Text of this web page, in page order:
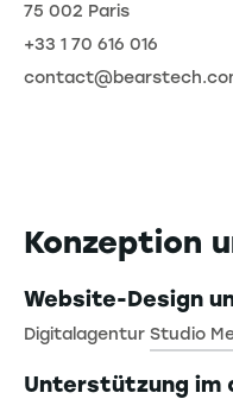
75 002 Paris
+33 1 70 616 016
Konzeption
Website-Design
Digitalagentur Studio
Unterstützung im